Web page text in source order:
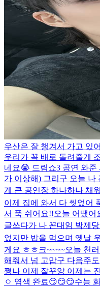
우산은 잘 챙겨서 가고 있
우리가 꼭 배로 돌려줄게
네요😭 드림쇼3 공연 와준
가 이상해) 그리구 오늘 나
게 큰 공연장 하나하나 채
이제 집에 와서 다 씻었어
서 푹 쉬어요!!오늘 어땠어
글쓰다가 나 꼰대임 박제
었지만 밥을 먹으며 옛날
게요 ㅎㅎ 크~~~~오늘 천
해줘서 넘 고맙구 다음주
쪙나 이제 잘꾸양 이제는
ㅇ 염색 완료😏😏😏수능